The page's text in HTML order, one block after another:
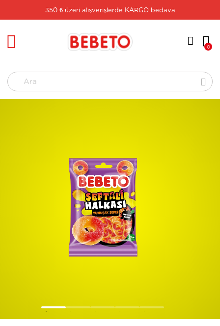
350 ₺ üzeri alışverişlerde KARGO bedava
0
Ara